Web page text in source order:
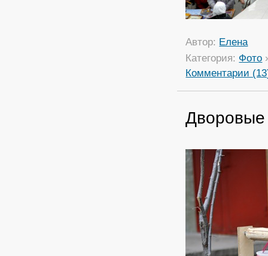
Автор: Елена
Категория: Фото
Комментарии